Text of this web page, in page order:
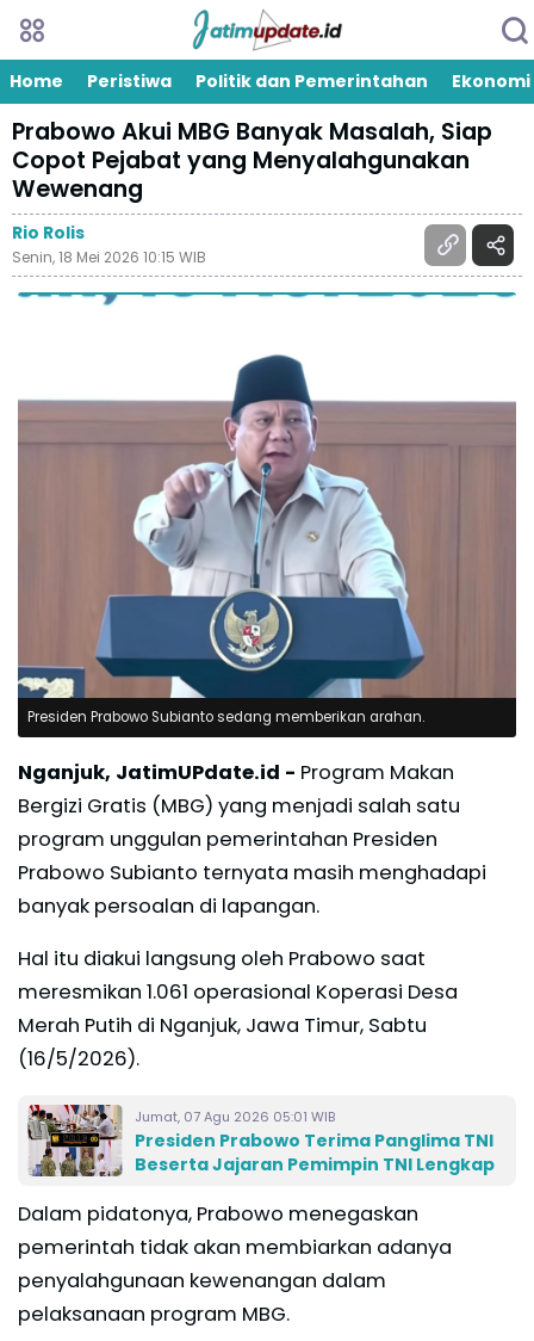
Home Peristiwa Politik dan Pemerintahan Ekonomi
Prabowo Akui MBG Banyak Masalah, Siap
Copot Pejabat yang Menyalahgunakan
Wewenang
Rio Rolis
Senin, 18 Mei 2026 10:15 WIB
Presiden Prabowo Subianto sedang memberikan arahan.
Nganjuk, JatimUPdate.id - Program Makan
Bergizi Gratis (MBG) yang menjadi salah satu
program unggulan pemerintahan Presiden
Prabowo Subianto ternyata masih menghadapi
banyak persoalan di lapangan.
Hal itu diakui langsung oleh Prabowo saat
meresmikan 1.061 operasional Koperasi Desa
Merah Putih di Nganjuk, Jawa Timur, Sabtu
(16/5/2026).
Jumat, 07 Agu 2026 05:01 WIB
Presiden Prabowo Terima Panglima TNI
Beserta Jajaran Pemimpin TNI Lengkap
Dalam pidatonya, Prabowo menegaskan
pemerintah tidak akan membiarkan adanya
penyalahgunaan kewenangan dalam
pelaksanaan program MBG.